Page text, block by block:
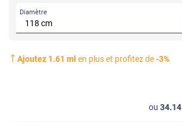
Diamètre
Ajoutez 1.61 ml en plus et profitez de-3%
ou 34.14